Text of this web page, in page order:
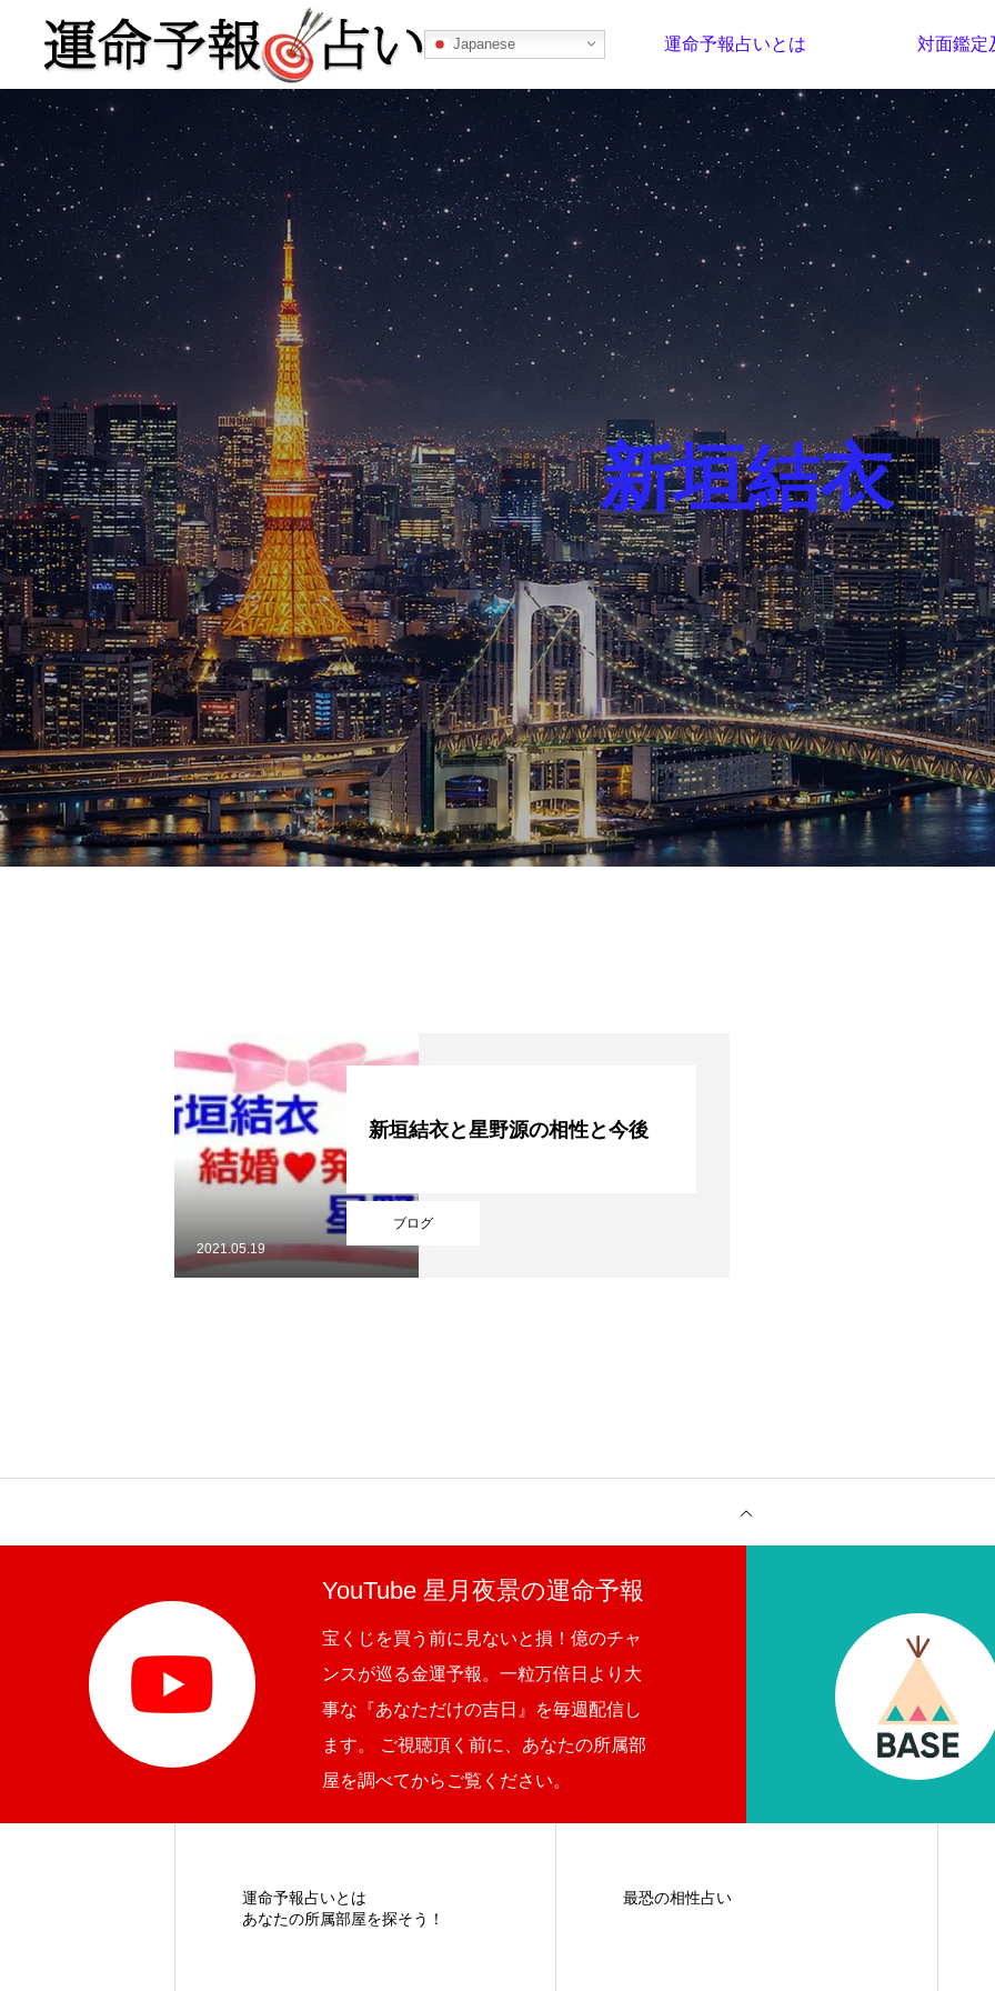
Japanese 運命予報占いとは 対面鑑定
運命予報占い
運命予報占いとは あなたの所属部屋を探そう！ 最恐の相性占い
記事カテゴリー
ブログ お知らせ 芸能界
スポーツ 競馬 社会
テニス四大大会・五輪
テニス四大大会・五輪
YouTube
新垣結衣
ブログ
新垣結衣と星野源の相性と今後
2021.05.19
YouTube 星月夜景の運命予報
宝くじを買う前に見ないと損！億のチャ
ンスが巡る金運予報。一粒万倍日より大
事な『あなただけの吉日』を毎週配信し
ます。 ご視聴頂く前に、あなたの所属部
屋を調べてからご覧ください。
運命予報占いとは
あなたの所属部屋を探そう！
最恐の相性占い